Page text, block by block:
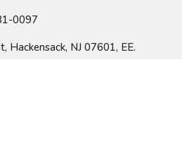
0097
Hackensack, NJ 07601, EE.